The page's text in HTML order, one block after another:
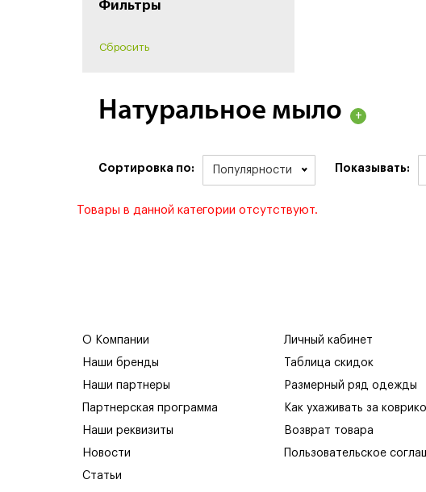
Фильтры
Натуральное мыло
Сортировка по: Популярности Показывать:
Товары в данной категории отсутствуют.
О Компании
Наши бренды
Наши партнеры
Партнерская программа
Наши реквизиты
Новости
Статьи
Личный кабинет
Таблица скидок
Размерный ряд одежды
Как ухаживать за
Возврат товара
Пользовательское